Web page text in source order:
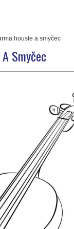
housle a smyčec
Smyčec